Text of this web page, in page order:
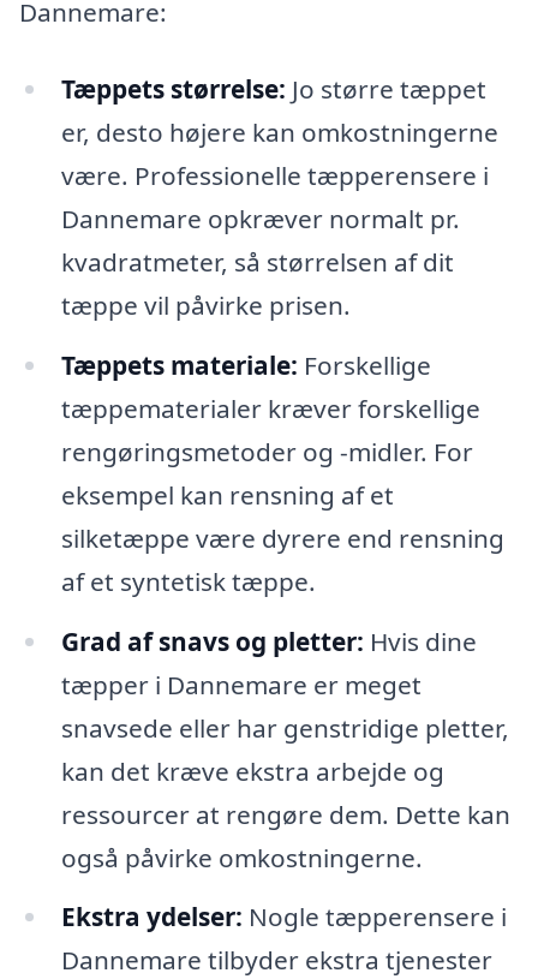
Dannemare:
Tæppets størrelse: Jo større tæppet
er, desto højere kan omkostningerne
være. Professionelle tæpperensere i
Dannemare opkræver normalt pr.
kvadratmeter, så størrelsen af dit
tæppe vil påvirke prisen.
Tæppets materiale: Forskellige
tæppematerialer kræver forskellige
rengøringsmetoder og -midler. For
eksempel kan rensning af et
silketæppe være dyrere end rensning
af et syntetisk tæppe.
Grad af snavs og pletter: Hvis dine
tæpper i Dannemare er meget
snavsede eller har genstridige pletter,
kan det kræve ekstra arbejde og
ressourcer at rengøre dem. Dette kan
også påvirke omkostningerne.
Ekstra ydelser: Nogle tæpperensere i
Dannemare tilbyder ekstra tjenester